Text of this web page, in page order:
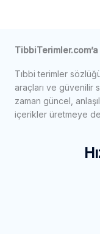
Tıbbi terimler
araçları ve güvenilir
zaman güncel,
içerikler üretmeye